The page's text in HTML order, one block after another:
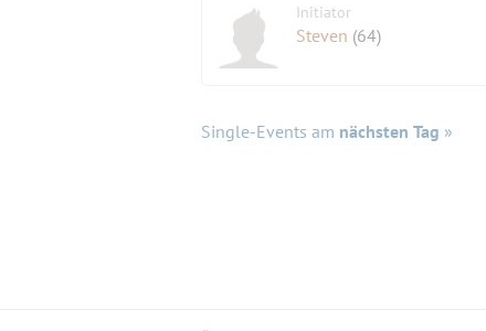
Initiator
Steven (64)
Single-Events am nächsten Tag »